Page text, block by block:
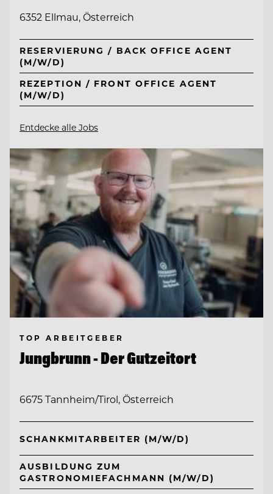
6352 Ellmau, Österreich
RESERVIERUNG / BACK OFFICE AGENT
(M/W/D)
REZEPTION / FRONT OFFICE AGENT
(M/W/D)
Entdecke alle Jobs
TOP ARBEITGEBER
Jungbrunn - Der Gutzeitort
6675 Tannheim/Tirol, Österreich
SCHANKMITARBEITER (M/W/D)
AUSBILDUNG ZUM
GASTRONOMIEFACHMANN (M/W/D)